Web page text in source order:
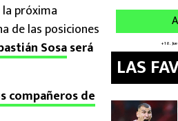
próxima
de las posiciones
Sosaserá
compañeros de
LAS